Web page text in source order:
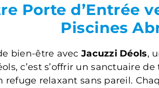
Porte d’Entrée
Piscines
bien-être avecJacuzzi Déols,
c’est s’offrir un sanctuaire
refuge relaxant sans pareil.